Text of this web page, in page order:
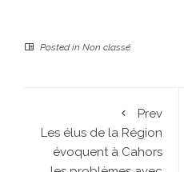
Posted in Non classé
Prev
Les élus de la Région
évoquent à Cahors